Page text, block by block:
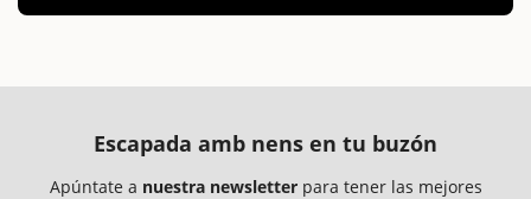
Escapada amb nens en tu buzón
Apúntate a nuestra newsletterpara tener las mejores